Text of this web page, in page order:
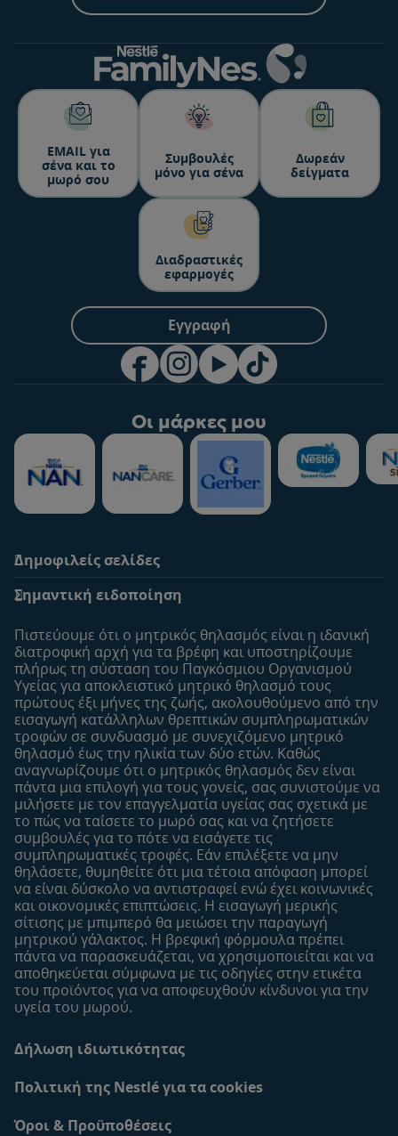
(20 mcg)
(20 mcg)
ΕΜΑΙL για
σένα και το
μωρό σου
Συμβουλές
μόνο για σένα
Δωρεάν
δείγματα
Διαδραστικές
εφαρμογές
Εγγραφή
Οι μάρκες μου
Δημοφιλείς σελίδες
Οι Ειδικοί μας
Συχνές ερωτήσεις
Αναζήτηση
Επικοινώνησε μαζί μας
Σχετικά με εμάς
Η σελίδα μου
Το προφίλ μου
Είσοδος/Εγγραφή
Προϊόντα
Εύρεση προϊόντος
Οι μάρκες μου
Εύρεση καταστήματος
Δείγματα
Σημαντική ειδοποίηση
Πιστεύουμε ότι ο μητρικός θηλασμός είναι η ιδανική
διατροφική αρχή για τα βρέφη και υποστηρίζουμε
πλήρως τη σύσταση του Παγκόσμιου Οργανισμού
Υγείας για αποκλειστικό μητρικό θηλασμό τους
πρώτους έξι μήνες της ζωής, ακολουθούμενo από την
εισαγωγή κατάλληλων θρεπτικών συμπληρωματικών
τροφών σε συνδυασμό με συνεχιζόμενο μητρικό
θηλασμό έως την ηλικία των δύο ετών. Καθώς
αναγνωρίζουμε ότι ο μητρικός θηλασμός δεν είναι
πάντα μια επιλογή για τους γονείς, σας συνιστούμε να
μιλήσετε με τον επαγγελματία υγείας σας σχετικά με
το πώς να ταΐσετε το μωρό σας και να ζητήσετε
συμβουλές για το πότε να εισάγετε τις
συμπληρωματικές τροφές. Εάν επιλέξετε να μην
θηλάσετε, θυμηθείτε ότι μια τέτοια απόφαση μπορεί
να είναι δύσκολο να αντιστραφεί ενώ έχει κοινωνικές
και οικονομικές επιπτώσεις. Η εισαγωγή μερικής
σίτισης με μπιμπερό θα μειώσει την παραγωγή
μητρικού γάλακτος. Η βρεφική φόρμουλα πρέπει
πάντα να παρασκευάζεται, να χρησιμοποιείται και να
αποθηκεύεται σύμφωνα με τις οδηγίες στην ετικέτα
του προϊόντος για να αποφευχθούν κίνδυνοι για την
υγεία του μωρού.
Δήλωση ιδιωτικότητας
Πολιτική της Nestlé για τα cookies
Όροι & Προϋποθέσεις